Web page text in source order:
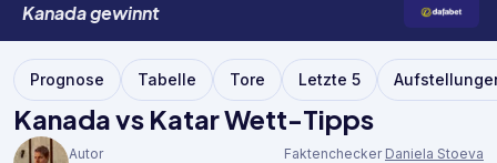
Kanadagewinnt
Prognose Tabelle Tore Letzte 5
Kanada vs Katar Wett-Tipps
Autor Faktenchecker Daniela Stoeva